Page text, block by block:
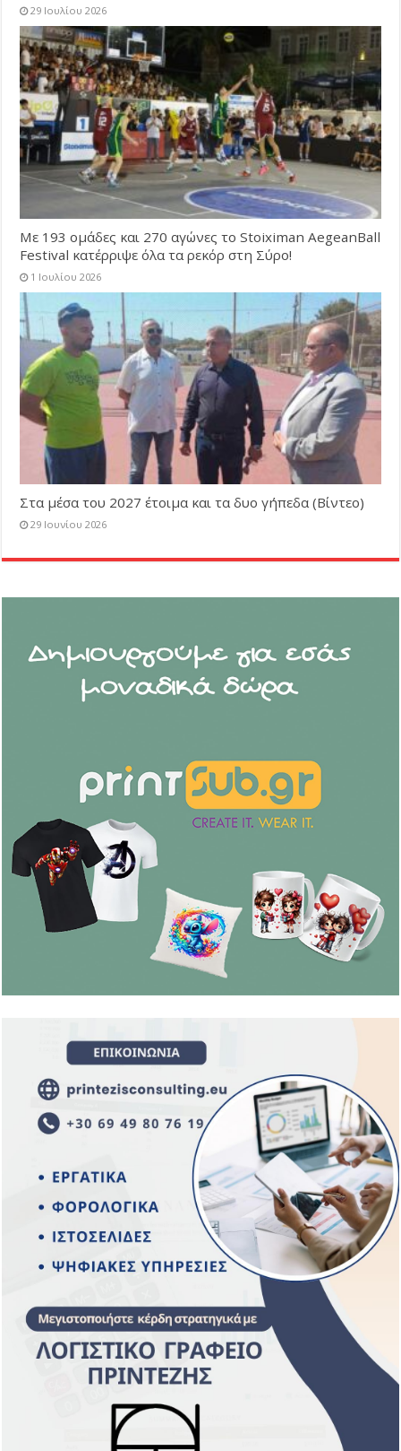
29 Ιουλίου 2026
Με 193 ομάδες και 270 αγώνες το Stoiximan AegeanBall
Festival κατέρριψε όλα τα ρεκόρ στη Σύρο!
1 Ιουλίου 2026
Στα μέσα του 2027 έτοιμα και τα δυο γήπεδα (Βίντεο)
29 Ιουνίου 2026